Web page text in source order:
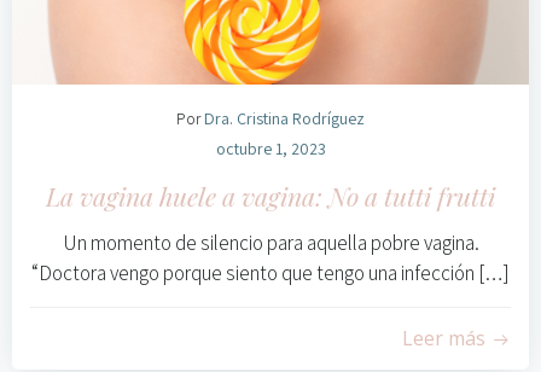
Por Dra. Cristina Rodríguez
octubre 1, 2023
La vagina huele a vagina: No a tutti frutti
Un momento de silencio para aquella pobre vagina.
“Doctora vengo porque siento que tengo una infección […]
Leer más